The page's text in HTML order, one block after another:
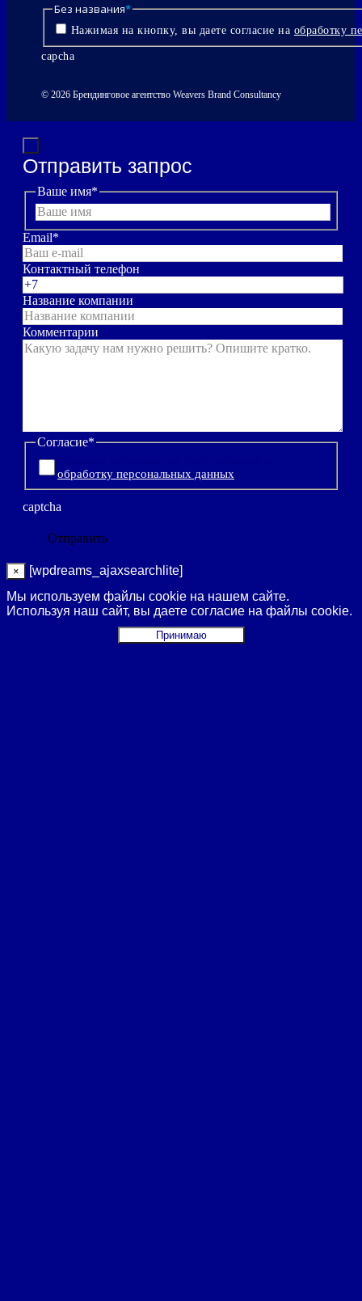
Без названия*
Нажимая на кнопку, вы даете согласие на обработку
capcha
© 2026 Брендинговое агентство Weavers Brand Consultancy
Отправить запрос
Ваше имя*
Email*
Контактный телефон
Название компании
Комментарии
Согласие*
обработку персональных данных
captcha
×
[wpdreams_ajaxsearchlite]
Мы используем файлы cookie на нашем сайте.
Используя наш сайт, вы даете согласие на файлы cookie.
Принимаю